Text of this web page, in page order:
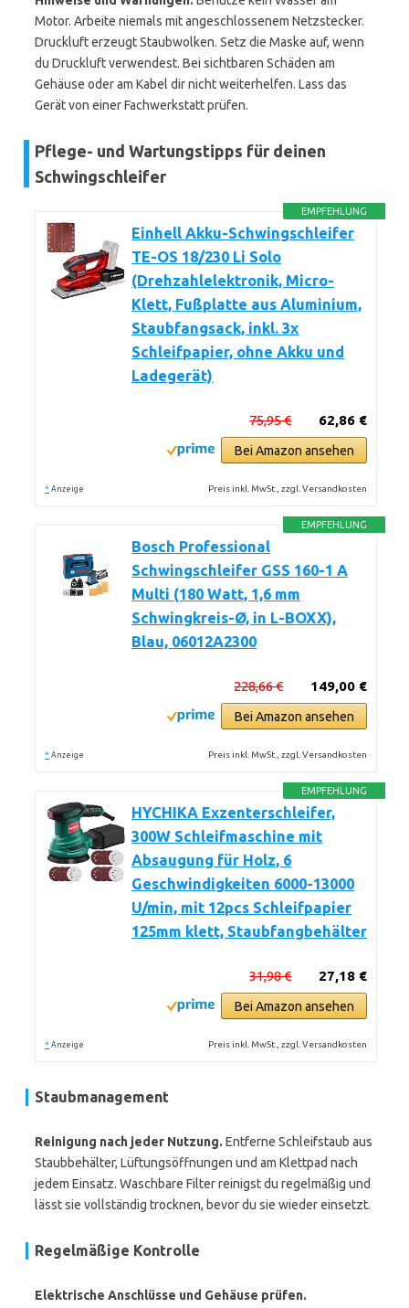
Motor. Arbeite niemals mit angeschlossenem Netzstecker.
Druckluft erzeugt Staubwolken. Setz die Maske auf, wenn
du Druckluft verwendest. Bei sichtbaren Schäden am
Gehäuse oder am Kabel dir nicht weiterhelfen. Lass das
Gerät von einer Fachwerkstatt prüfen.
Pflege- und Wartungstipps für deinen
Schwingschleifer
EMPFEHLUNG
Einhell Akku-Schwingschleifer
TE-OS 18/230 Li Solo
(Drehzahlelektronik, Micro-
Klett, Fußplatte aus Aluminium,
Staubfangsack, inkl. 3x
Schleifpapier, ohne Akku und
Ladegerät)
62,86 €
75,95 €
Bei Amazon ansehen
* Anzeige Preis inkl. MwSt., zzgl. Versandkosten
EMPFEHLUNG
Bosch Professional
Schwingschleifer GSS 160-1 A
Multi (180 Watt, 1,6 mm
Schwingkreis-Ø, in L-BOXX),
Blau, 06012A2300
149,00 €
228,66 €
Bei Amazon ansehen
* Anzeige Preis inkl. MwSt., zzgl. Versandkosten
EMPFEHLUNG
HYCHIKA Exzenterschleifer,
300W Schleifmaschine mit
Absaugung für Holz, 6
Geschwindigkeiten 6000-13000
U/min, mit 12pcs Schleifpapier
125mm klett, Staubfangbehälter
27,18 €
31,98 €
Bei Amazon ansehen
* Anzeige Preis inkl. MwSt., zzgl. Versandkosten
Staubmanagement
Reinigung nach jeder Nutzung. Entferne Schleifstaub aus
Staubbehälter, Lüftungsöffnungen und am Klettpad nach
jedem Einsatz. Waschbare Filter reinigst du regelmäßig und
lässt sie vollständig trocknen, bevor du sie wieder einsetzt.
Regelmäßige Kontrolle
Elektrische Anschlüsse und Gehäuse prüfen.